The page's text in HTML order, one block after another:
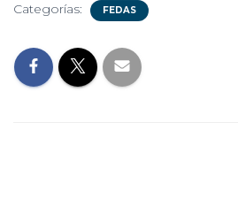
Categorías: FEDAS